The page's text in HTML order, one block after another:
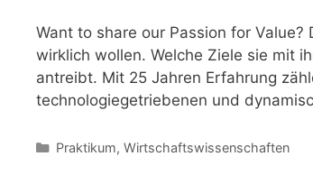
Want to share our Passion for
wirklich wollen. Welche Ziele sie mit
antreibt. Mit 25 Jahren Erfahrung
technologiegetriebenen und
Kategorien
Praktikum, Wirtschaftswissenschaften